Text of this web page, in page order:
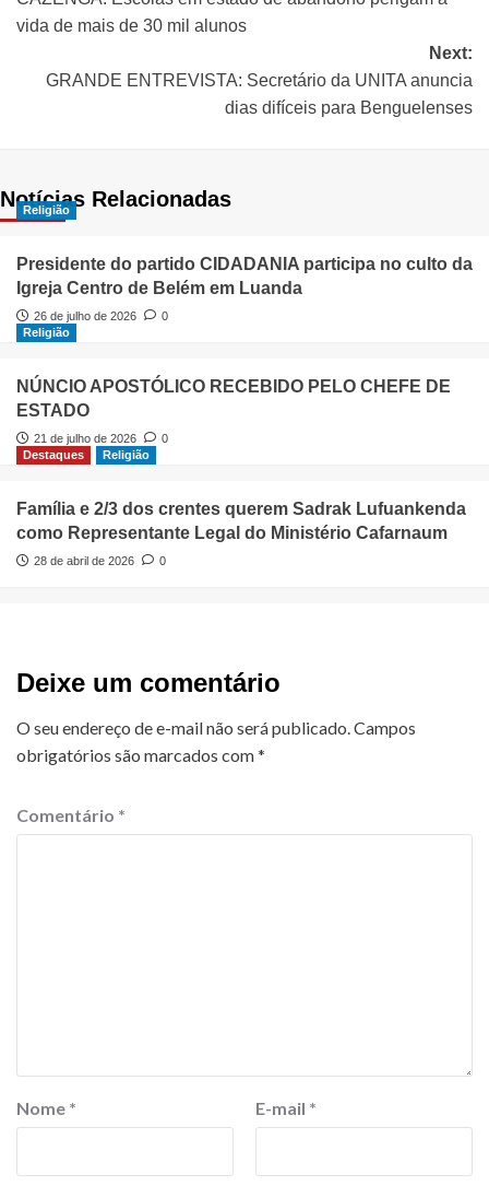
vida de mais de 30 mil alunos
Next:
GRANDE ENTREVISTA: Secretário da UNITA anuncia
dias difíceis para Benguelenses
Notícias Relacionadas
Religião
Presidente do partido CIDADANIA participa no culto da
Igreja Centro de Belém em Luanda
26 de julho de 2026
0
Religião
NÚNCIO APOSTÓLICO RECEBIDO PELO CHEFE DE
ESTADO
21 de julho de 2026
0
Destaques
Religião
Família e 2/3 dos crentes querem Sadrak Lufuankenda
como Representante Legal do Ministério Cafarnaum
28 de abril de 2026 0
Deixe um comentário
O seu endereço de e-mail não será publicado.Campos
obrigatórios são marcados com*
Comentário *
Nome * E-mail *